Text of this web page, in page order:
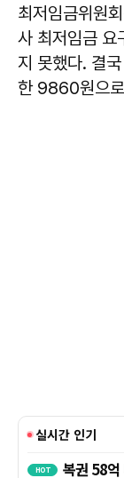
최저임금위원
사 최저임금 요
지 못했다. 결
한 9860원으